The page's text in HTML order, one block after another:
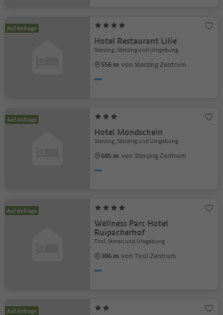
Auf Anfrage
Hotel Restaurant Lilie
Sterzing, Sterzing und Umgebung
556 m von Sterzing Zentrum
Auf Anfrage
Hotel Mondschein
Sterzing, Sterzing und Umgebung
685 m von Sterzing Zentrum
Auf Anfrage
Wellness Parc Hotel
Ruipacherhof
Tirol, Meran und Umgebung
306 m von Tirol Zentrum
Auf Anfrage